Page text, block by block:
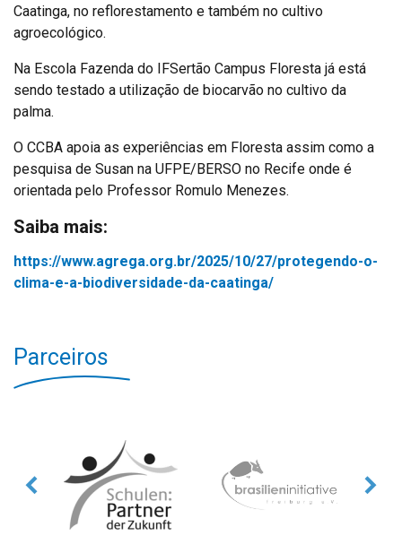
Caatinga, no reflorestamento e também no cultivo
agroecológico.
Na Escola Fazenda do IFSertão Campus Floresta já está
sendo testado a utilização de biocarvão no cultivo da
palma.
O CCBA apoia as experiências em Floresta assim como a
pesquisa de Susan na UFPE/BERSO no Recife onde é
orientada pelo Professor Romulo Menezes.
Saiba mais:
https://www.agrega.org.br/2025/10/27/protegendo-o-
clima-e-a-biodiversidade-da-caatinga/
Parceiros